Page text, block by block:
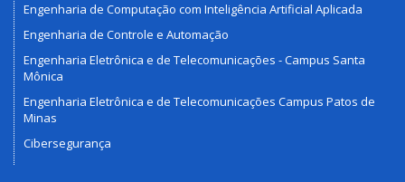
Engenharia de Computação com Inteligência Artificial Aplicada
Engenharia de Controle e Automação
Engenharia Eletrônica e de Telecomunicações - Campus Santa
Mônica
Engenharia Eletrônica e de Telecomunicações Campus Patos de
Minas
Cibersegurança